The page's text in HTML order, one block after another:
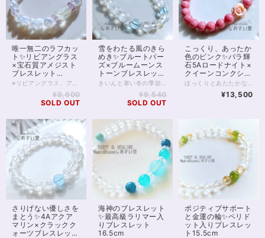
唯一無二のラフカッ
ト✨リビアングラス
×宝石質アメジスト
ブレスレット
16.5cm
¥8,600
SOLD OUT
雪をわたる風のきら
めき✨ブルートパー
ズ×ブルームーンス
トーンブレスレット
17cm
¥9,540
SOLD OUT
こっくり、あったか
色のピンク✨バラ輝
石5Aロードナイト×
クイーンコンクシェ
ルブレスレット
¥13,500
さりげない優しさを
まとう✨4Aアクア
マリン×クラックク
ォーツブレスレット
海神のブレスレット
✨最高級ラリマー入
りブレスレット
16.5cm
ポジティブサポート
と金運の輪✨ペリド
ット入りブレスレッ
ト15.5cm